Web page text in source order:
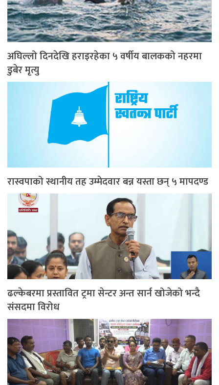
अघिल्लो दिनदेखि हराइरहेका ५ वर्षीय बालकको नहरमा
डुबेर मृत्यु
रास्वपाको स्थानीय तह उम्मेदवार बन्न यस्ता छन् ५ मापदण्ड
ढल्केबरमा प्रस्तावित ट्रमा सेन्टर अन्त सार्न खोजेको भन्दै
संसदमा विरोध